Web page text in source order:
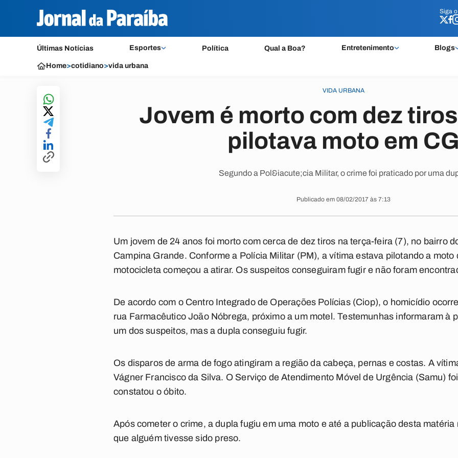
Siga o
Últimas Notícias Esportes Política Qual a Boa? Entretenimento Blogs
Siga o
Home>cotidiano>vida urbana
VIDA URBANA
Jovem é morto com dez
pilotava moto em CG
Segundo a Pol&iacute;cia Militar, o crime foi praticado por uma
Publicado em 08/02/2017 às 7:13
Um jovem de 24 anos foi morto com cerca de dez tiros na terça-feira (7), no bairro
Campina Grande. Conforme a Polícia Militar (PM), a vítima estava pilotando a
motocicleta começou a atirar. Os suspeitos conseguiram fugir e não foram
De acordo com o Centro Integrado de Operações Polícias (Ciop), o homicídio
rua Farmacêutico João Nóbrega, próximo a um motel. Testemunhas informaram à
um dos suspeitos, mas a dupla conseguiu fugir.
Os disparos de arma de fogoatingiram a região da cabeça, pernas e costas. A
Vágner Francisco da Silva. O Serviço de Atendimento Móvel de Urgência (Samu)
constatou o óbito.
Após cometer o crime, a dupla fugiu em uma moto e até a publicação desta
que alguém tivesse sido preso.